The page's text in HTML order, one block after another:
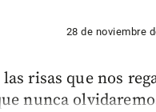
28 de noviembre
risas que nos
nunca